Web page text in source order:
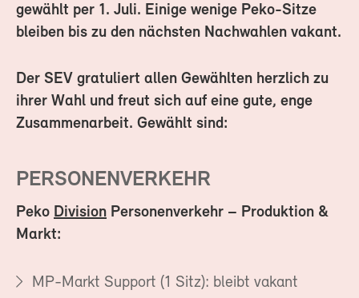
gewählt per 1. Juli. Einige wenige Peko-Sitze
bleiben bis zu den nächsten Nachwahlen vakant.
Der SEV gratuliert allen Gewählten herzlich zu
ihrer Wahl und freut sich auf eine gute, enge
Zusammenarbeit. Gewählt sind:
PERSONENVERKEHR
Peko Division Personenverkehr – Produktion &
Markt:
MP-Markt Support (1 Sitz): bleibt vakant